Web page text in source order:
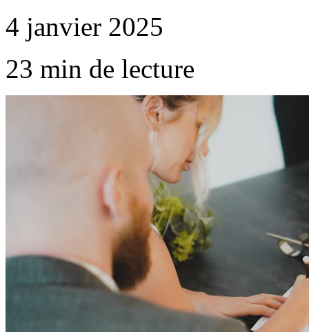
4 janvier 2025
23 min de lecture